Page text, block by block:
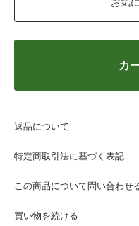
お気
カ
返品について
特定商取引法に基づく表記
この商品について問い合わせ
買い物を続ける